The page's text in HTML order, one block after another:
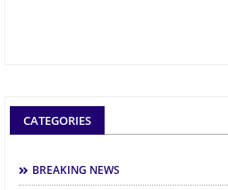
CATEGORIES
BREAKING NEWS